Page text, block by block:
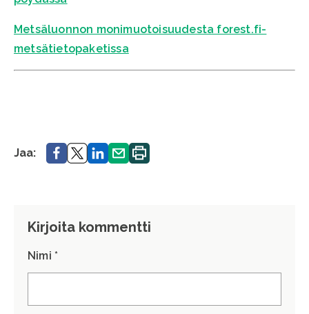
Metsäluonnon monimuotoisuudesta forest.fi-
metsätietopaketissa
Jaa: Jaa. Jaa.Jaa. Jaa. Tulosta
sivu.
Kirjoita kommentti
Nimi *